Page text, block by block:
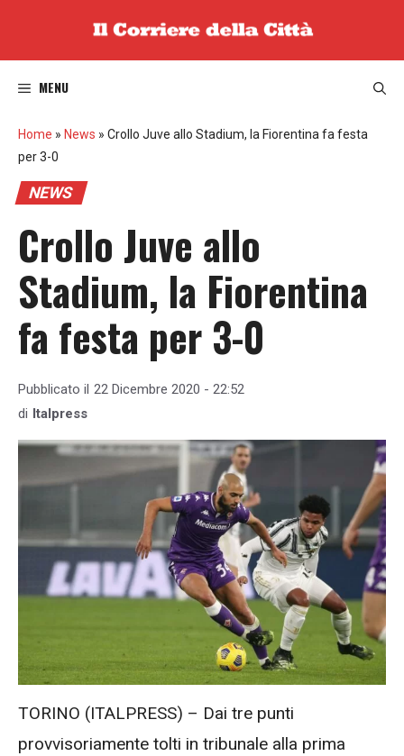
MENU
Home » News » Crollo Juve allo Stadium, la Fiorentina fa festa
per 3-0
NEWS
Crollo Juve allo
Stadium, la Fiorentina
fa festa per 3-0
Pubblicato il 22 Dicembre 2020 - 22:52
di Italpress
TORINO (ITALPRESS) – Dai tre punti
provvisoriamente tolti in tribunale alla prima